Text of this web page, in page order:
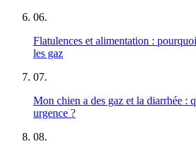
06.
Flatulences et alimentation :
les gaz
07.
Mon chien a des gaz et la diarrhée :
urgence ?
08.